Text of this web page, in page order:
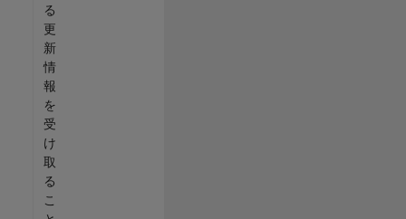
る
更
新
情
報
を
受
け
取
る
こ